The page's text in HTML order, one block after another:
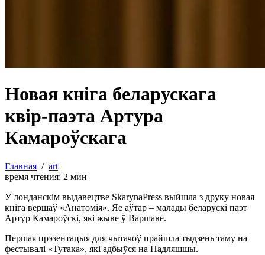
Новая кніга беларускага
квір-паэта Артура
Камароўскага
Главная / art
время чтения: 2 мин
У лонданскім выдавецтве SkarynaPress выйшла з друку новая
кніга вершаў «Анатомія». Яе аўтар – малады беларускі паэт
Артур Камароўскі, які жыве ў Варшаве.
Першая прэзентацыя для чытачоў прайшла тыдзень таму на
фестывалі «Тутака», які адбыўся на Падляшшы.